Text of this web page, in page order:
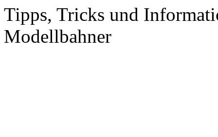
Tipps, Tricks und
Modellbahner